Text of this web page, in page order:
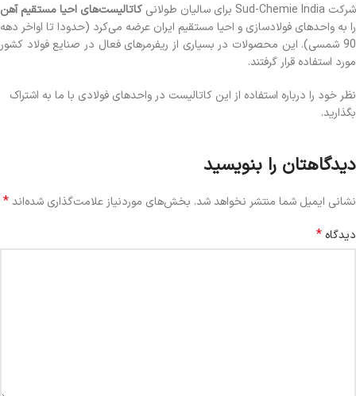
شرکت Sud-Chemie India برای سالیان طولانی
کاتالیست‌های احیا مستقیم آهن
را به واحدهای فولادسازی و احیا مستقیم ایران عرضه می‌کرد (حدودا تا اواخر دهه
90 شمسی). این محصولات در بسیاری از ریفرمرهای فعال در صنایع فولاد کشور
مورد استفاده قرار گرفتند.
نظر خود را درباره استفاده از این کاتالیست در واحدهای فولادی با ما به اشتراک
بگذارید.
دیدگاهتان را بنویسید
نشانی ایمیل شما منتشر نخواهد شد. بخش‌های موردنیاز علامت‌گذاری شده‌اند*
دیدگاه *